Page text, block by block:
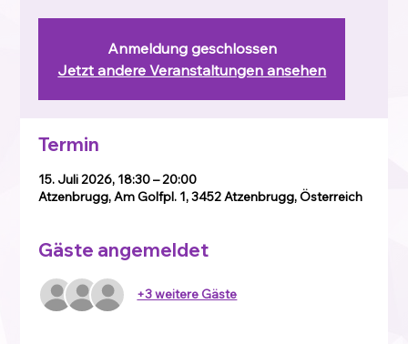
Anmeldung geschlossen
Jetzt andere Veranstaltungen ansehen
Termin
15. Juli 2026, 18:30 – 20:00
Atzenbrugg, Am Golfpl. 1, 3452 Atzenbrugg, Österreich
Gäste angemeldet
+3 weitere Gäste